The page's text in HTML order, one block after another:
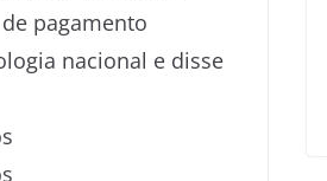
pagamento
nacional e disse